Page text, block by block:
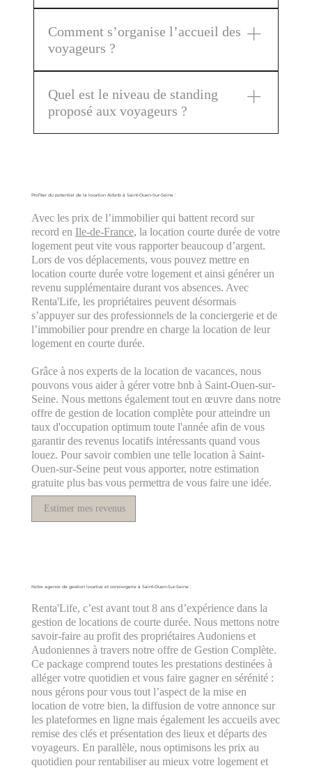
Profiter du potentiel de la location Airbnb à Saint-Ouen-Sur-Seine :
Avec les prix de l’immobilier qui battent record sur
record en Ile-de-France, la location courte durée de votre
logement peut vite vous rapporter beaucoup d’argent.
Lors de vos déplacements, vous pouvez mettre en
location courte durée votre logement et ainsi générer un
revenu supplémentaire durant vos absences. Avec
Renta'Life, les propriétaires peuvent désormais
s’appuyer sur des professionnels de la conciergerie et de
l’immobilier pour prendre en charge la location de leur
logement en courte durée.
Grâce à nos experts de la location de vacances, nous
pouvons vous aider à gérer votre bnb à Saint-Ouen-sur-
Seine. Nous mettons également tout en œuvre dans notre
offre de gestion de location complète pour atteindre un
taux d'occupation optimum toute l'année afin de vous
garantir des revenus locatifs intéressants quand vous
louez. Pour savoir combien une telle location à Saint-
Ouen-sur-Seine peut vous apporter, notre estimation
gratuite plus bas vous permettra de vous faire une idée.
Estimer mes revenus
Notre agence de gestion locative et conciergerie à Saint-Ouen-Sur-Seine :
Renta'Life, c’est avant tout 8 ans d’expérience dans la
gestion de locations de courte durée. Nous mettons notre
savoir-faire au profit des propriétaires Audoniens et
Audoniennes à travers notre offre de Gestion Complète.
Ce package comprend toutes les prestations destinées à
alléger votre quotidien et vous faire gagner en sérénité :
nous gérons pour vous tout l’aspect de la mise en
location de votre bien, la diffusion de votre annonce sur
les plateformes en ligne mais également les accueils avec
remise des clés et présentation des lieux et départs des
voyageurs. En parallèle, nous optimisons les prix au
quotidien pour rentabiliser au mieux votre logement et
qualité qui séduisent des voyageurs exigeants,
respectueux des lieux et désireux de vivre une
expérience de vacances unique et mémorable.
nombreux voyageurs, qu’ils soient en séjour de
loisirs ou en déplacement professionnel, dans ses
Comment s’organise l’accueil des
voyageurs ?
afin que son séjour soit parfaitement agréable.
Cela inclut une présentation complète du
Quel est le niveau de standing
proposé aux voyageurs ?
de qualité hôtelière et fait l’objet d’un nettoyage
demande, Renta'Life peut également proposer un
service de ménage quotidien dans ses
appartements et maisons.